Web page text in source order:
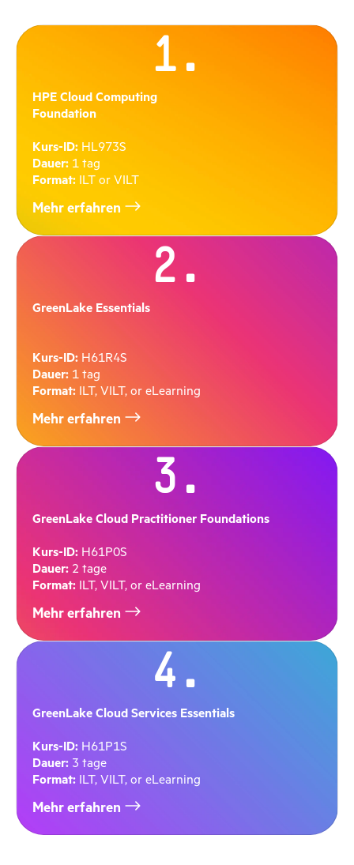
1.
HPE Cloud Computing
Foundation
Kurs-ID: HL973S
Dauer: 1 tag
Format: ILT or VILT
Mehr erfahren
2.
GreenLake Essentials
Kurs-ID: H61R4S
Dauer: 1 tag
Format: ILT, VILT, or eLearning
Mehr erfahren
3.
GreenLake Cloud Practitioner Foundations
Kurs-ID: H61P0S
Dauer: 2 tage
Format: ILT, VILT, or eLearning
Mehr erfahren
4.
GreenLake Cloud Services Essentials
Kurs-ID: H61P1S
Dauer: 3 tage
Format: ILT, VILT, or eLearning
Mehr erfahren